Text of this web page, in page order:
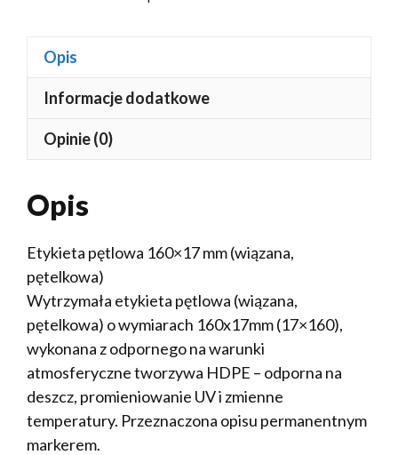
Opis
Informacje dodatkowe
Opinie (0)
Opis
Etykieta pętlowa 160×17 mm (wiązana,
pętelkowa)
Wytrzymała etykieta pętlowa (wiązana,
pętelkowa) o wymiarach 160x17mm (17×160),
wykonana z odpornego na warunki
atmosferyczne tworzywa HDPE – odporna na
deszcz, promieniowanie UV i zmienne
temperatury. Przeznaczona opisu permanentnym
markerem.